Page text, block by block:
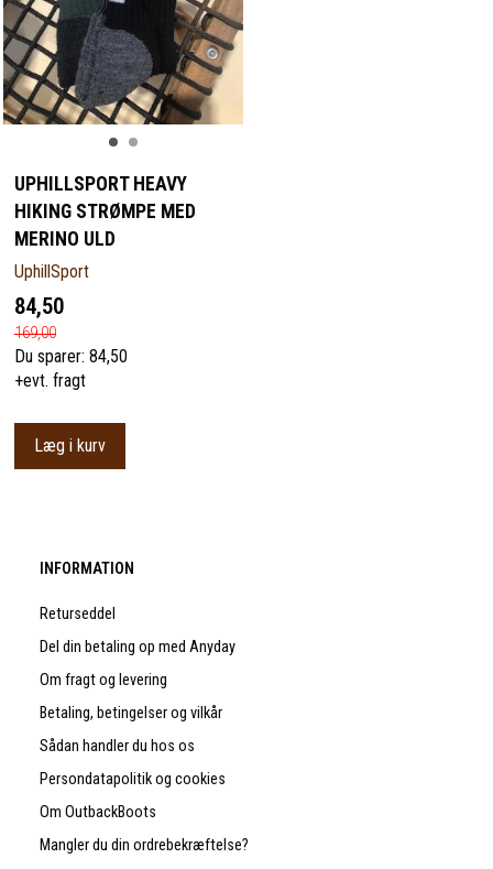
UPHILLSPORT HEAVY
HIKING STRØMPE MED
MERINO ULD
UphillSport
84,50
169,00
Du sparer: 84,50
+evt. fragt
Læg i kurv
INFORMATION
Returseddel
Del din betaling op med Anyday
Om fragt og levering
Betaling, betingelser og vilkår
Sådan handler du hos os
Persondatapolitik og cookies
Om OutbackBoots
Mangler du din ordrebekræftelse?